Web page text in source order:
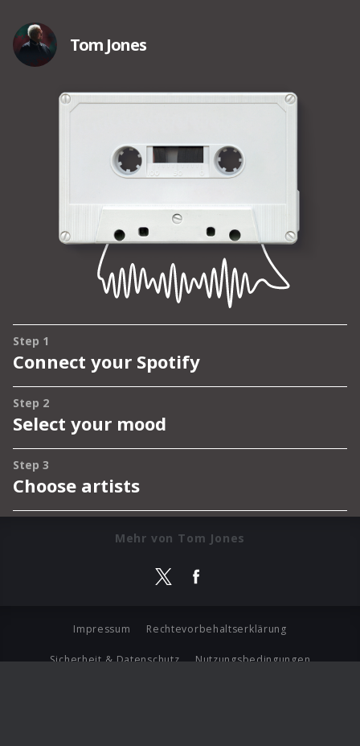
Mehr von Tom Jones
Impressum Rechtevorbehaltserklärung
Sicherheit & Datenschutz Nutzungsbedingungen